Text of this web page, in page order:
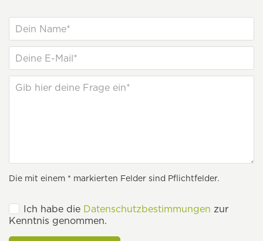
Die mit einem * markierten Felder sind Pflichtfelder.
Ich habe die Datenschutzbestimmungen zur
Kenntnis genommen.